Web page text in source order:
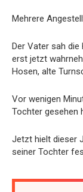
Mehrere
Der Vater sah die
erst jetzt
Hosen, alte
Vor wenigen
Tochter gesehen
Jetzt hielt dieser
seiner Tochter